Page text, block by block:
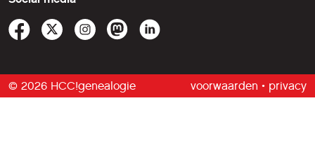
© 2026 HCC!genealogie voorwaarden • privacy